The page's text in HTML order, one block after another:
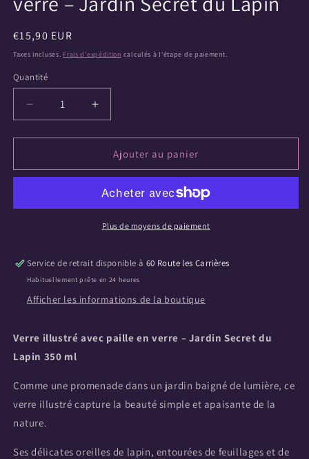
Prix
habituel
€15,90 EUR
Taxes incluses. Frais d'expédition calculés à l'étape de paiement.
Quantité
Quantité
Réduire
la
quantité
Verre
paille
Jardin
Secret
du
Augmenter
la
quantité
Verre
avec
paille
en
Jardin
Secret
du
Ajouter au panier
Plus de moyens de paiement
Service de retrait disponible à 60 Route les Carrières
Habituellement prête en 24 heures
Afficher les informations de la boutique
Verre illustré avec paille en verre – Jardin Secret du
Lapin 350 ml
Comme une promenade dans un jardin baigné de lumière, ce
verre illustré capture la beauté simple et apaisante de la
nature.
Ses délicates oreilles de lapin, entourées de feuillages et de